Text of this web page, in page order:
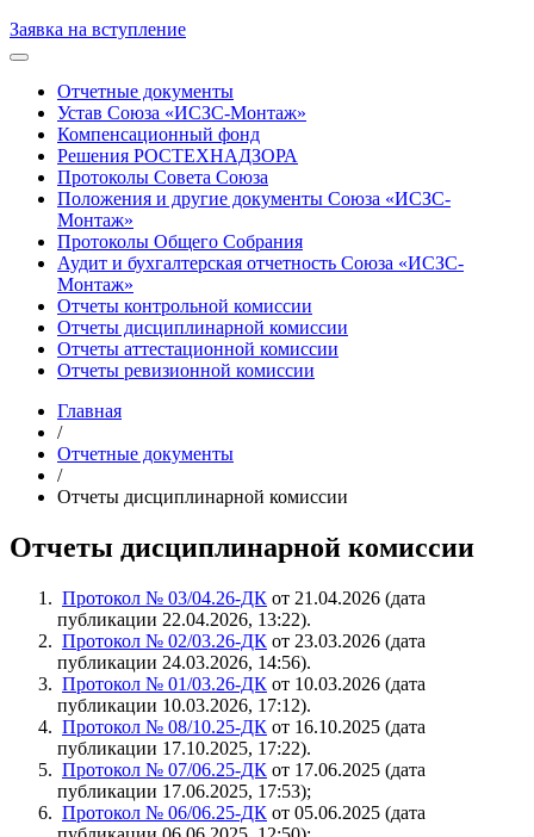
Заявка на вступление
Отчетные документы
Устав Союза «ИСЗС-Монтаж»
Компенсационный фонд
Решения РОСТЕХНАДЗОРА
Протоколы Совета Союза
Положения и другие документы Союза «ИСЗС-
Монтаж»
Протоколы Общего Собрания
Аудит и бухгалтерская отчетность Союза «ИСЗС-
Монтаж»
Отчеты контрольной комиссии
Отчеты дисциплинарной комиссии
Отчеты аттестационной комиссии
Отчеты ревизионной комиссии
Главная
/
Отчетные документы
/
Отчеты дисциплинарной комиссии
Отчеты дисциплинарной комиссии
Протокол № 03/04.26-ДК от 21.04.2026 (дата
публикации 22.04.2026, 13:22).
Протокол № 02/03.26-ДК от 23.03.2026 (дата
публикации 24.03.2026, 14:56).
Протокол № 01/03.26-ДК от 10.03.2026 (дата
публикации 10.03.2026, 17:12).
Протокол № 08/10.25-ДК от 16.10.2025 (дата
публикации 17.10.2025, 17:22).
Протокол № 07/06.25-ДК от 17.06.2025 (дата
публикации 17.06.2025, 17:53);
Протокол № 06/06.25-ДК от 05.06.2025 (дата